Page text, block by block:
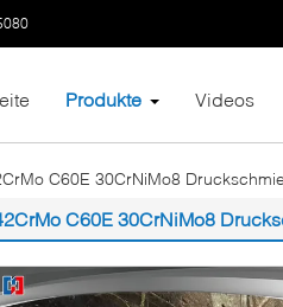
Produkte Videos
C60E 30CrNiMo8
C60E 30CrNiMo8